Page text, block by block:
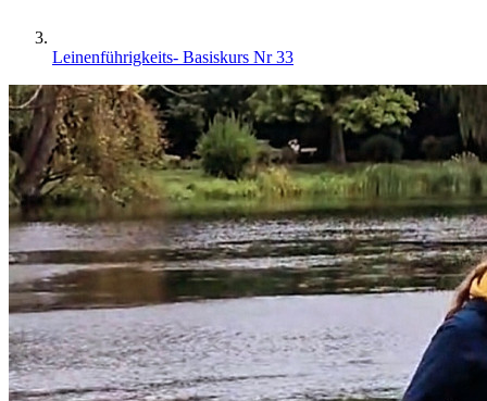
Leinenführigkeits- Basiskurs Nr 33